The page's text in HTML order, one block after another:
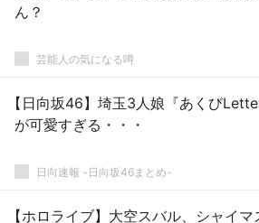
ん？
芸能人の気になる噂
【日向坂46】埼玉3人娘『あくび
が可愛すぎる・・・
日向速報 -日向坂46まとめ-
【ホロライブ】大空スバル、シャイマ